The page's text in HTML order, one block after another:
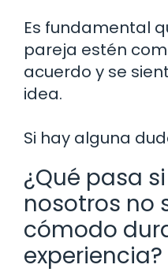
Es fundamental
pareja estén
acuerdo y se
idea.
Si hay alguna
¿Qué pasa
nosotros no
cómodo
experiencia?